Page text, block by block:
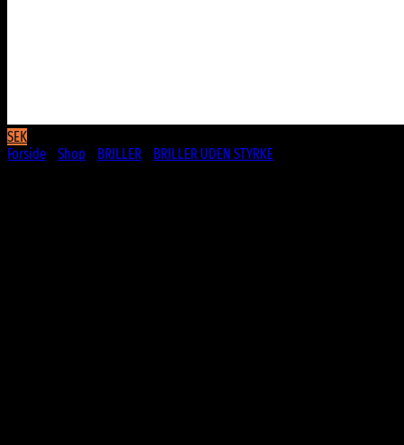
SEK
Forside
Shop BRILLER BRILLER UDEN STYRKE